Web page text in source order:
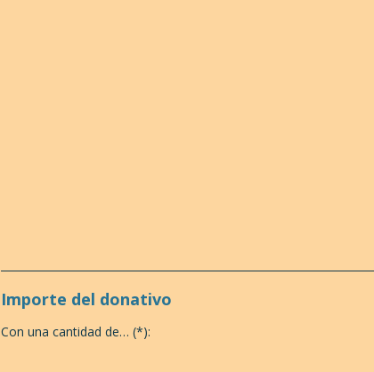
Importe del donativo
Con una cantidad de… (*):